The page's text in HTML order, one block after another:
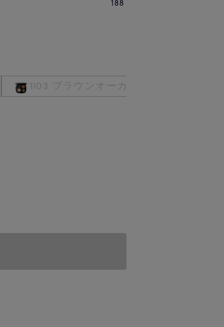
188
1I03 ブラウンオーカー